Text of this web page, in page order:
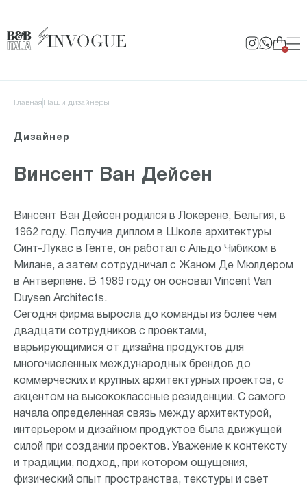
0
Главная Наши дизайнеры
Дизайнер
Винсент Ван Дейсен
Винсент Ван Дейсен родился в Локерене, Бельгия, в
1962 году. Получив диплом в Школе архитектуры
Синт-Лукас в Генте, он работал с Альдо Чибиком в
Милане, а затем сотрудничал с Жаном Де Мюлдером
в Антверпене. В 1989 году он основал Vincent Van
Duysen Architects.
Сегодня фирма выросла до команды из более чем
двадцати сотрудников с проектами,
варьирующимися от дизайна продуктов для
многочисленных международных брендов до
коммерческих и крупных архитектурных проектов, с
акцентом на высококлассные резиденции. С самого
начала определенная связь между архитектурой,
интерьером и дизайном продуктов была движущей
силой при создании проектов. Уважение к контексту
и традиции, подход, при котором ощущения,
физический опыт пространства, текстуры и свет